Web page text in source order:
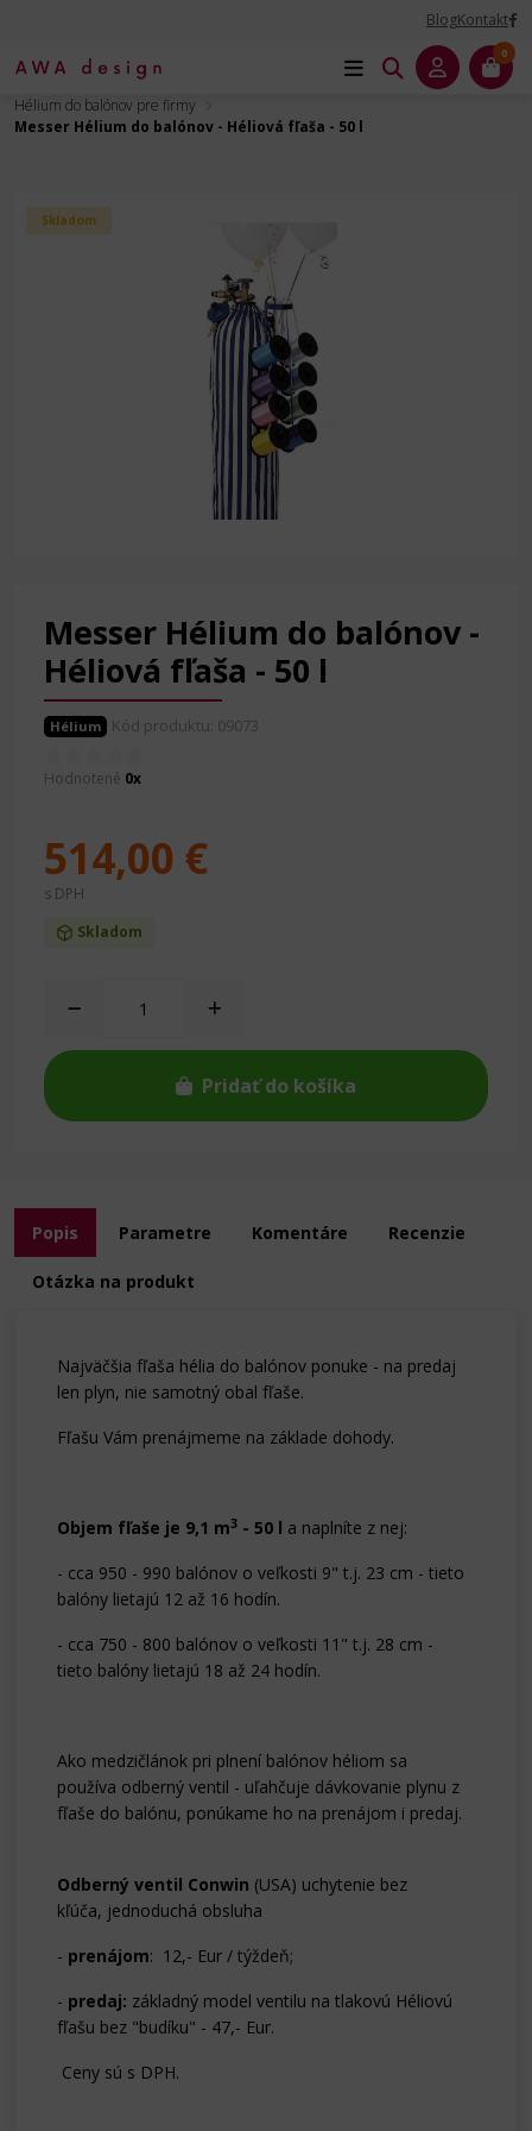
BlogKontakt
0
Dekoračné príslušenstvo
Hélium do balónov pre firmy
Messer Hélium do balónov - Héliová fľaša - 50 l
Skladom
Messer Hélium do balónov -
Héliová fľaša - 50 l
Hélium Kód produktu: 09073
Hodnotené 0x
Skladom
514,00 €
s DPH
Pridať do košíka
Popis Parametre Komentáre Recenzie
Otázka na produkt
Najväčšia fľaša hélia do balónov ponuke - na predaj
len plyn, nie samotný obal fľaše.
Fľašu Vám prenájmeme na základe dohody.
Objem fľaše je 9,1 m3 - 50 l a naplníte z nej:
- cca 950 - 990 balónov o veľkosti 9" t.j. 23 cm - tieto
balóny lietajú 12 až 16 hodín.
- cca 750 - 800 balónov o veľkosti 11" t.j. 28 cm -
tieto balóny lietajú 18 až 24 hodín.
Ako medzičlánok pri plnení balónov héliom sa
používa odberný ventil - uľahčuje dávkovanie plynu z
fľaše do balónu, ponúkame ho na prenájom i predaj.
Odberný ventil Conwin (USA) uchytenie bez
kľúča, jednoduchá obsluha
- prenájom: 12,- Eur / týždeň;
- predaj: základný model ventilu na tlakovú Héliovú
fľašu bez "budíku" - 47,- Eur.
Ceny sú s DPH.